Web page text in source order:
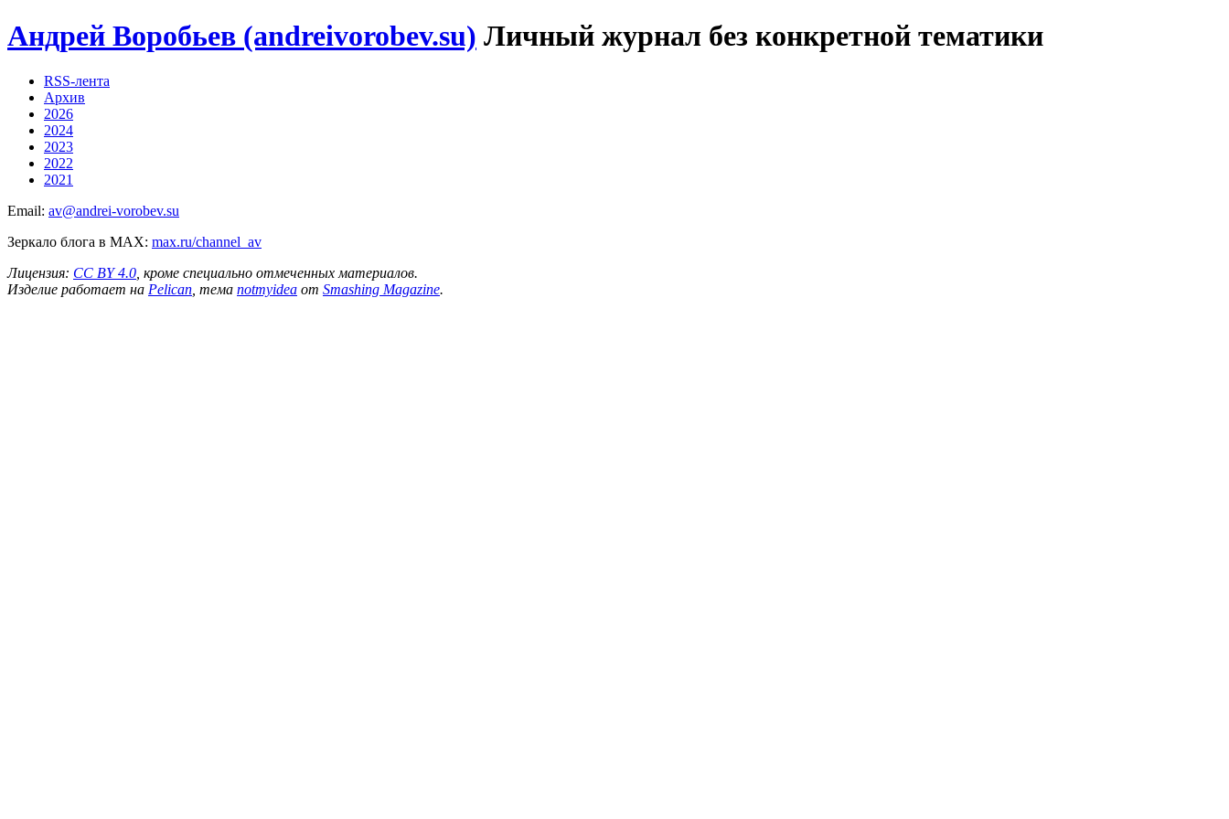
Андрей Воробьев (andreivorobev.su) Личный журнал без конкретной тематики
RSS-лента
Архив
2026
2024
2023
2022
2021
Email: av@andrei-vorobev.su
Зеркало блога в MAX: max.ru/channel_av
Лицензия: CC BY 4.0 , кроме специально отмеченных материалов.
Изделие работает на Pelican , тема notmyidea от Smashing Magazine.